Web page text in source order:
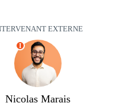
EXTERNE
I
Nicolas Marais